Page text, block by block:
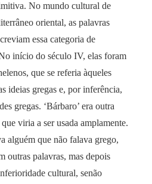
No mundo cultural de
oriental, as palavras
essa categoria de
início do século IV, elas foram
que se referia àqueles
ideias gregas e, por inferência,
gregas. ‘Bárbaro’ era outra
viria a ser usada amplamente.
alguém que não falava grego,
outras palavras, mas depois
cultural, senão